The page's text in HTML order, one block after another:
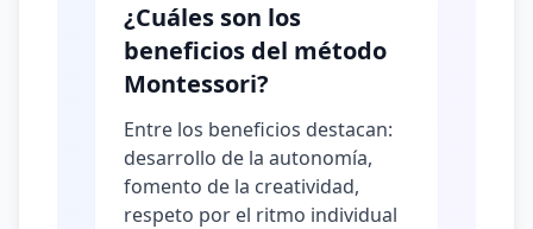
¿Cuáles son los
beneficios del método
Montessori?
Entre los beneficios destacan:
desarrollo de la autonomía,
fomento de la creatividad,
respeto por el ritmo individual